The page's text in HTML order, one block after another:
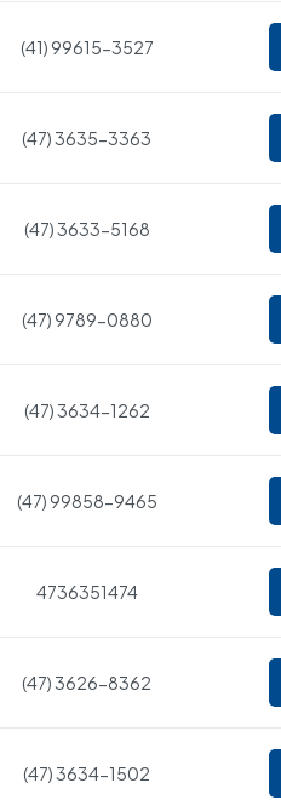
(41) 99615-3527
(47) 3635-3363
(47) 3633-5168
(47) 9789-0880
(47) 3634-1262
(47) 99858-9465
4736351474
(47) 3626-8362
(47) 3634-1502